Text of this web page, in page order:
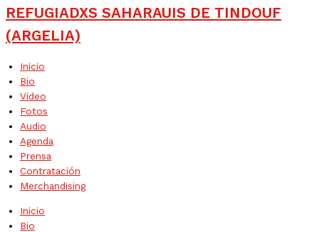
REFUGIADXS SAHARAUIS DE TINDOUF
(ARGELIA)
Inicio
Bio
Video
Fotos
Audio
Agenda
Prensa
Contratación
Merchandising
Inicio
Bio